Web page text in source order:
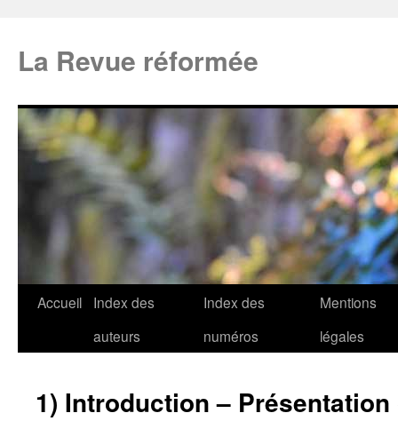
La Revue réformée
Accueil
Index des
auteurs
Index des
numéros
Mentions
légales
1) Introduction –